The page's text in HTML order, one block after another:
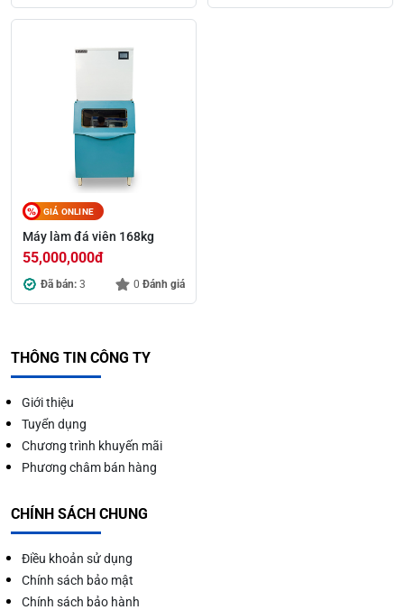
GIÁ ONLINE
Máy làm đá viên 168kg
55,000,000đ
Đã bán: 3 0 Đánh giá
THÔNG TIN CÔNG TY
Giới thiệu
Tuyển dụng
Chương trình khuyến mãi
Phương châm bán hàng
CHÍNH SÁCH CHUNG
Điều khoản sử dụng
Chính sách bảo mật
Chính sách bảo hành